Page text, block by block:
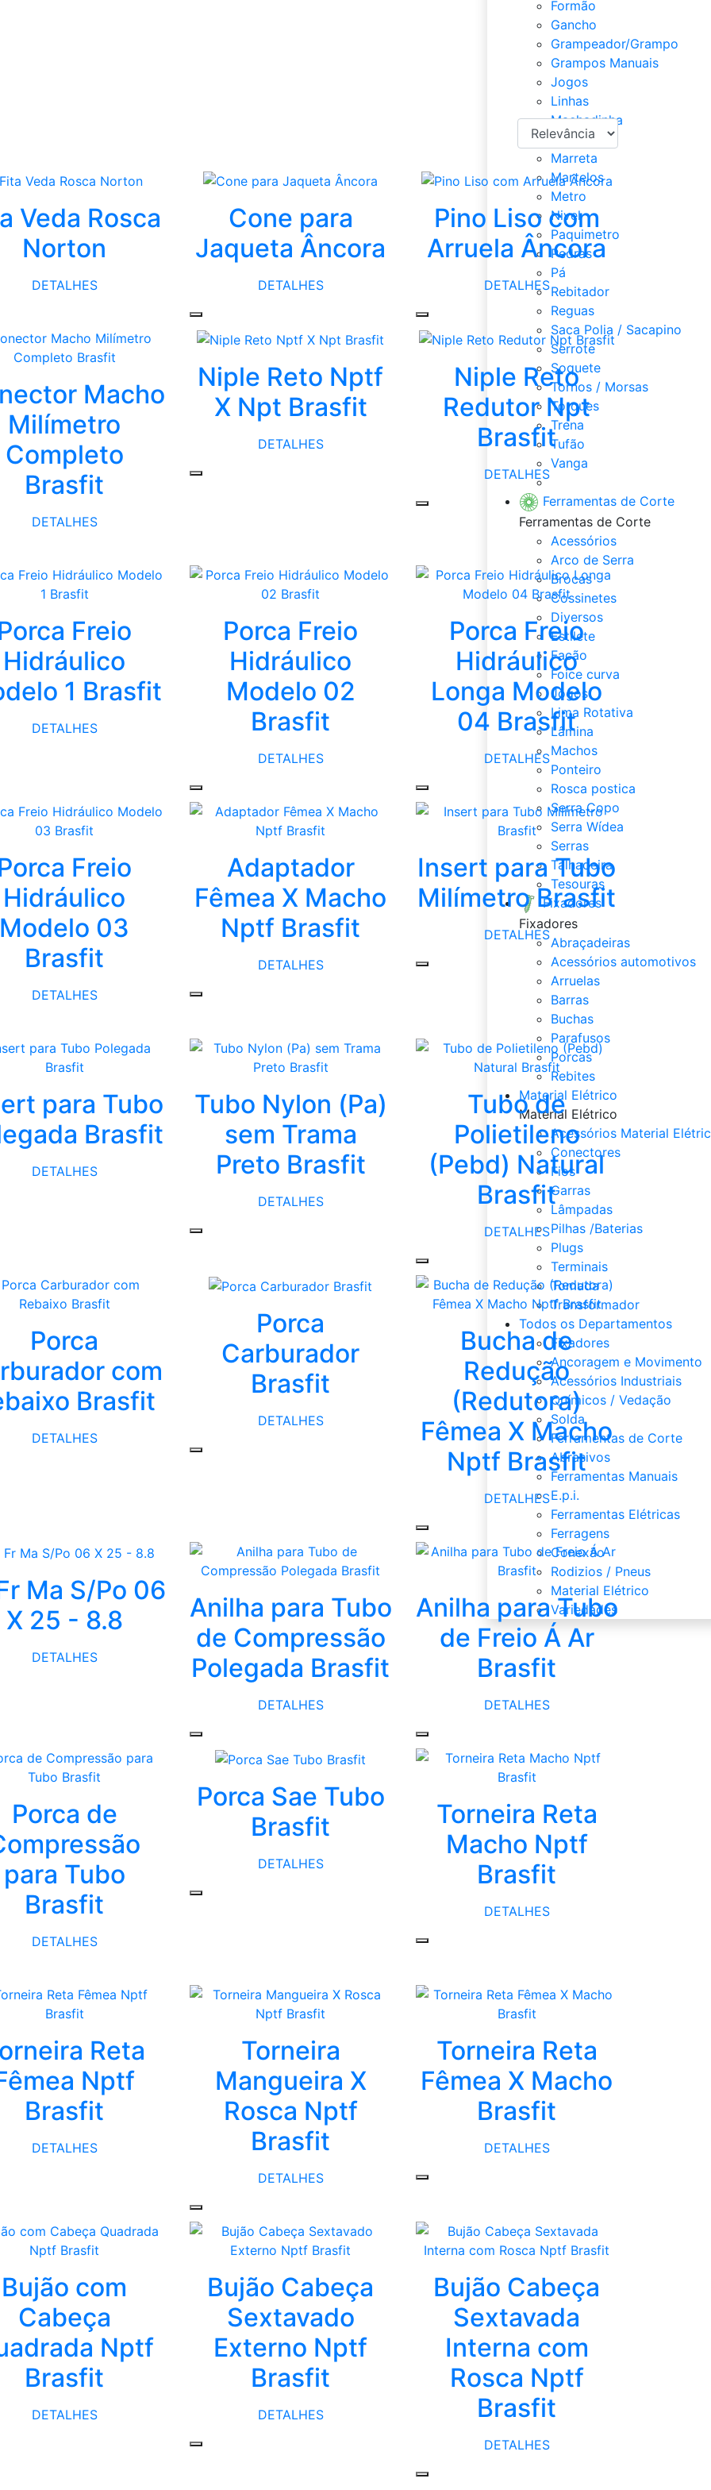
Formão
Gancho
Grampeador/Grampo
Grampos Manuais
Jogos
Linhas
Machadinha
Machado
Marreta
Martelos
Metro
Nivel
Paquimetro
Pedras
Pá
Rebitador
Reguas
Saca Polia / Sacapino
Serrote
Soquete
Tornos / Morsas
Torques
Trena
Tufão
Vanga
Ferramentas de Corte
Ferramentas de Corte
Acessórios
Arco de Serra
Brocas
Cossinetes
Diversos
Estilete
Facão
Foice curva
Jogos
Lima Rotativa
Lâmina
Machos
Ponteiro
Rosca postica
Serra Copo
Serra Wídea
Serras
Talhadeira
Tesouras
Fixadores
Fixadores
Abraçadeiras
Acessórios automotivos
Arruelas
Barras
Buchas
Parafusos
Porcas
Rebites
Material Elétrico
Material Elétrico
Acessórios Material
Conectores
Fios
Garras
Lâmpadas
Pilhas /Baterias
Plugs
Terminais
Tomada
Transformador
Todos os Departamentos
Fixadores
Ancoragem e Movimento
Acessórios Industriais
Químicos / Vedação
Solda
Ferramentas de Corte
Abrasivos
Ferramentas Manuais
E.p.i.
Ferramentas Elétricas
Ferragens
Conexão
Rodizios / Pneus
Material Elétrico
Variedades
Veda Rosca
Norton
DETALHES
Cone para
Jaqueta Âncora
DETALHES
Pino Liso com
Arruela Âncora
DETALHES
Macho
Milímetro
Completo
Brasfit
DETALHES
Niple Reto Nptf
X Npt Brasfit
DETALHES
Niple Reto
Redutor Npt
Brasfit
DETALHES
Freio
Hidráulico
1 Brasfit
DETALHES
Porca Freio
Hidráulico
Modelo 02
Brasfit
DETALHES
Porca Freio
Hidráulico
Longa Modelo
04 Brasfit
DETALHES
Freio
Hidráulico
Modelo 03
Brasfit
DETALHES
Adaptador
Fêmea X Macho
Nptf Brasfit
DETALHES
Insert para Tubo
Milímetro Brasfit
DETALHES
para Tubo
Brasfit
DETALHES
Tubo Nylon (Pa)
sem Trama
Preto Brasfit
DETALHES
Tubo de
Polietileno
(Pebd) Natural
Brasfit
DETALHES
Porca
com
Brasfit
DETALHES
Porca
Carburador
Brasfit
DETALHES
Bucha de
Redução
(Redutora)
Fêmea X Macho
Nptf Brasfit
DETALHES
Ma S/Po 06
X 25 - 8.8
DETALHES
Anilha para Tubo
de Compressão
Polegada Brasfit
DETALHES
Anilha para Tubo
de Freio Á Ar
Brasfit
DETALHES
Porca de
para Tubo
Brasfit
DETALHES
Porca Sae Tubo
Brasfit
DETALHES
Torneira Reta
Macho Nptf
Brasfit
DETALHES
Reta
Nptf
Brasfit
DETALHES
Torneira
Mangueira X
Rosca Nptf
Brasfit
DETALHES
Torneira Reta
Fêmea X Macho
Brasfit
DETALHES
Bujão com
Cabeça
Nptf
Brasfit
DETALHES
Bujão Cabeça
Sextavado
Externo Nptf
Brasfit
DETALHES
Bujão Cabeça
Sextavada
Interna com
Rosca Nptf
Brasfit
DETALHES